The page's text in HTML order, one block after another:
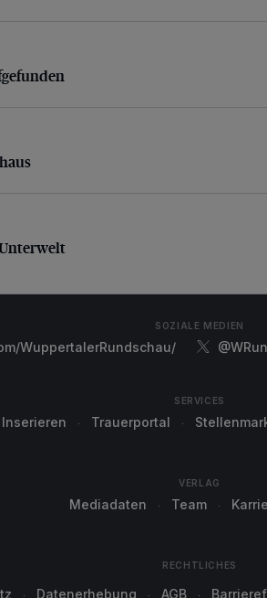
SOZIALE MEDIEN
WuppertalerRundschau/
SERVICES
Inserieren Trauerportal
VERLAG
Mediadaten Team
RECHTLICHES
Datenerhebung AGB